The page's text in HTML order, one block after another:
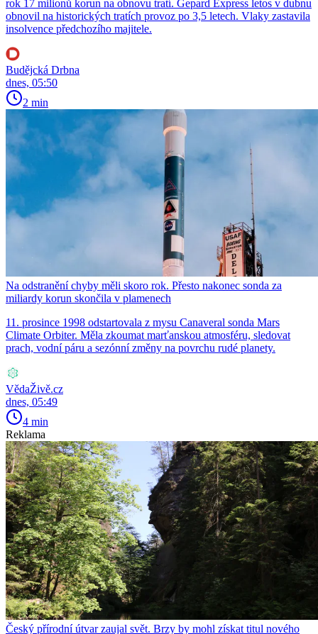
rok 17 milionů korun na obnovu tratí. Gepard Express letos v dubnu
obnovil na historických tratích provoz po 3,5 letech. Vlaky zastavila
insolvence předchozího majitele.
Budějcká Drbna
dnes, 05:50
2 min
Na odstranění chyby měli skoro rok. Přesto nakonec sonda za
miliardy korun skončila v plamenech
11. prosince 1998 odstartovala z mysu Canaveral sonda Mars
Climate Orbiter. Měla zkoumat marťanskou atmosféru, sledovat
prach, vodní páru a sezónní změny na povrchu rudé planety.
VědaŽivě.cz
dnes, 05:49
4 min
Reklama
Český přírodní útvar zaujal svět. Brzy by mohl získat titul nového